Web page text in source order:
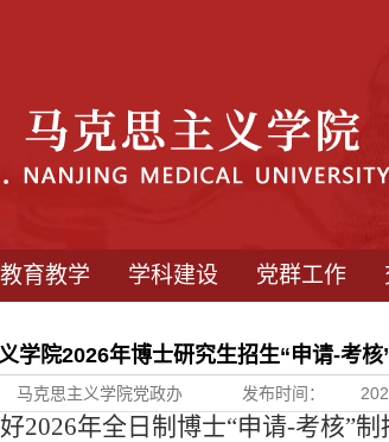
教育教学 学科建设 党群工作
学院2026年博士研究生招生“申请-考核
马克思主义学院党政办 发布时间：
2026年全日制博士“申请-考核”制